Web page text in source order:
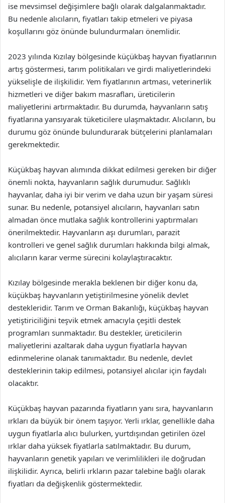
ise mevsimsel değişimlere bağlı olarak dalgalanmaktadır.
Bu nedenle alıcıların, fiyatları takip etmeleri ve piyasa
koşullarını göz önünde bulundurmaları önemlidir.
2023 yılında Kızılay bölgesinde küçükbaş hayvan fiyatlarının
artış göstermesi, tarım politikaları ve girdi maliyetlerindeki
yükselişle de ilişkilidir. Yem fiyatlarının artması, veterinerlik
hizmetleri ve diğer bakım masrafları, üreticilerin
maliyetlerini artırmaktadır. Bu durumda, hayvanların satış
fiyatlarına yansıyarak tüketicilere ulaşmaktadır. Alıcıların, bu
durumu göz önünde bulundurarak bütçelerini planlamaları
gerekmektedir.
Küçükbaş hayvan alımında dikkat edilmesi gereken bir diğer
önemli nokta, hayvanların sağlık durumudur. Sağlıklı
hayvanlar, daha iyi bir verim ve daha uzun bir yaşam süresi
sunar. Bu nedenle, potansiyel alıcıların, hayvanları satın
almadan önce mutlaka sağlık kontrollerini yaptırmaları
önerilmektedir. Hayvanların aşı durumları, parazit
kontrolleri ve genel sağlık durumları hakkında bilgi almak,
alıcıların karar verme sürecini kolaylaştıracaktır.
Kızılay bölgesinde merakla beklenen bir diğer konu da,
küçükbaş hayvanların yetiştirilmesine yönelik devlet
destekleridir. Tarım ve Orman Bakanlığı, küçükbaş hayvan
yetiştiriciliğini teşvik etmek amacıyla çeşitli destek
programları sunmaktadır. Bu destekler, üreticilerin
maliyetlerini azaltarak daha uygun fiyatlarla hayvan
edinmelerine olanak tanımaktadır. Bu nedenle, devlet
desteklerinin takip edilmesi, potansiyel alıcılar için faydalı
olacaktır.
Küçükbaş hayvan pazarında fiyatların yanı sıra, hayvanların
ırkları da büyük bir önem taşıyor. Yerli ırklar, genellikle daha
uygun fiyatlarla alıcı bulurken, yurtdışından getirilen özel
ırklar daha yüksek fiyatlarla satılmaktadır. Bu durum,
hayvanların genetik yapıları ve verimlilikleri ile doğrudan
ilişkilidir. Ayrıca, belirli ırkların pazar talebine bağlı olarak
fiyatları da değişkenlik göstermektedir.